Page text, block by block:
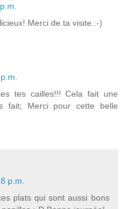
Merci de ta visite.:-)
tes cailles!!! Cela fait une
fait; Merci pour cette belle
p.m.
plats qui sont aussi bons